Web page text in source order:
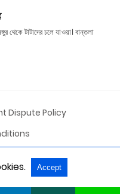
থেকে টাটাদের চলে যাওয়া। বান্তলা
Dispute Policy
AMP Version
Accept